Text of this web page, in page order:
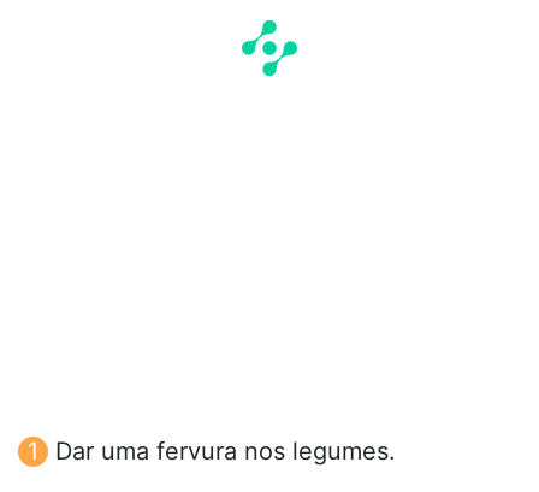
Dar uma fervura nos legumes.